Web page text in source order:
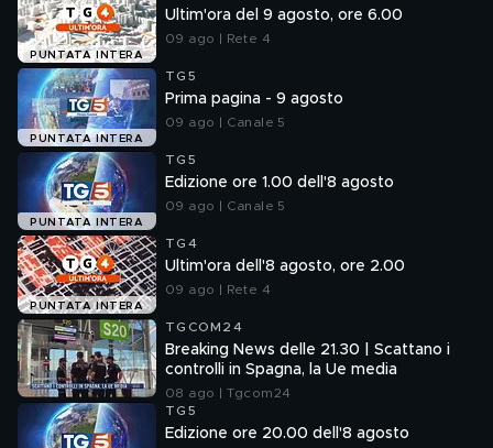
PUNTATA INTERA
Ultim'ora del 9 agosto, ore 6.00
09 ago | Rete 4
PUNTATA INTERA
TG5
Prima pagina - 9 agosto
09 ago | Canale 5
PUNTATA INTERA
TG5
Edizione ore 1.00 dell'8 agosto
09 ago | Canale 5
PUNTATA INTERA
TG4
Ultim'ora dell'8 agosto, ore 2.00
09 ago | Rete 4
TGCOM24
Breaking News delle 21.30 | Scattano i
controlli in Spagna, la Ue media
08 ago | Tgcom24
TG5
Edizione ore 20.00 dell'8 agosto